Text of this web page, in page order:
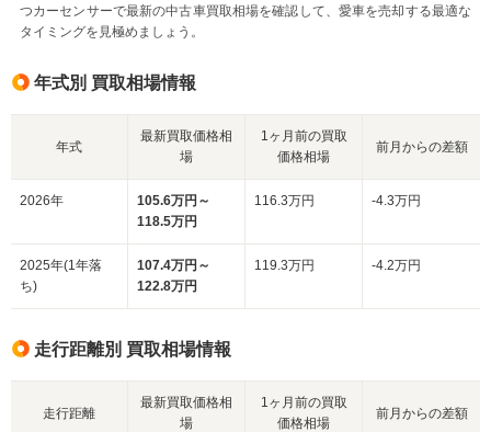
つカーセンサーで最新の中古車買取相場を確認して、愛車を売却する最適な
タイミングを見極めましょう。
年式別 買取相場情報
年式
最新買取価格相
場
1ヶ月前の買取
価格相場
前月からの差額
2026年
105.6万円～
118.5万円
116.3万円 -4.3万円
2025年(1年落
ち)
107.4万円～
122.8万円
119.3万円 -4.2万円
走行距離別 買取相場情報
走行距離
最新買取価格相
場
1ヶ月前の買取
価格相場
前月からの差額